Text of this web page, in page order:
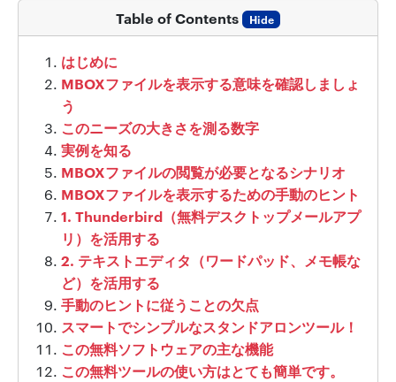
Table of Contents Hide
はじめに
MBOXファイルを表示する意味を確認しましょ
う
このニーズの大きさを測る数字
実例を知る
MBOXファイルの閲覧が必要となるシナリオ
MBOXファイルを表示するための手動のヒント
1. Thunderbird（無料デスクトップメールアプ
リ）を活用する
2. テキストエディタ（ワードパッド、メモ帳な
ど）を活用する
手動のヒントに従うことの欠点
スマートでシンプルなスタンドアロンツール！
この無料ソフトウェアの主な機能
この無料ツールの使い方はとても簡単です。